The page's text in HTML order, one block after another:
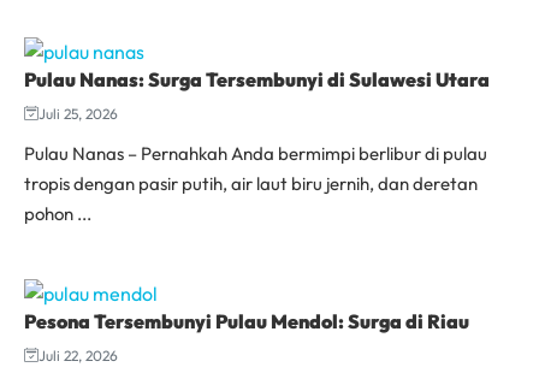
Pulau Nanas: Surga Tersembunyi di Sulawesi Utara
Juli 25, 2026
Pulau Nanas – Pernahkah Anda bermimpi berlibur di pulau
tropis dengan pasir putih, air laut biru jernih, dan deretan
pohon ...
Pesona Tersembunyi Pulau Mendol: Surga di Riau
Juli 22, 2026